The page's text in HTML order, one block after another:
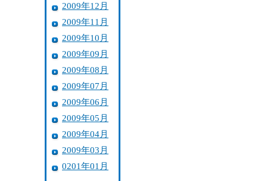
2009年12月
2009年11月
2009年10月
2009年09月
2009年08月
2009年07月
2009年06月
2009年05月
2009年04月
2009年03月
0201年01月